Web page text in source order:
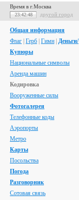
Время в г.Москва
23:42:49 другой город
Общая информация
Флаг Герб Гимн Деньги/
Купюры
Национальные символы
Аренда машин
Кодировка
Вооруженные силы
Фотогалерея
Телефонные коды
Аэропорты
Метро
Карты
Посольства
Погода
Разговорник
Сотовая связь